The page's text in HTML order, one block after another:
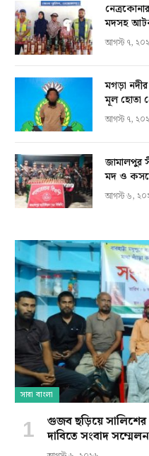
মদসহ
আগস্ট ৭,
মগড়া
মূল হোতা
আগস্ট ৭,
জামালপুর
মদ ও
আগস্ট ৬,
সারা বাংলা
গুজব ছড়িয়ে সালিশের
দাবিতে সংবাদ সম্মেলন